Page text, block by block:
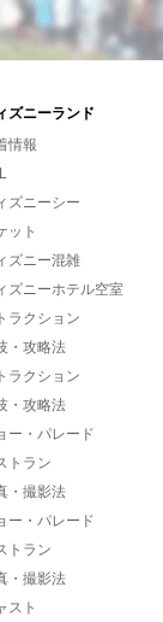
ズニーランド
情報
ズニーシー
ット
ズニー混雑
ズニーホテル空室
ラクション
・攻略法
ラクション
・攻略法
ー・パレード
トラン
・撮影法
ー・パレード
トラン
・撮影法
スト